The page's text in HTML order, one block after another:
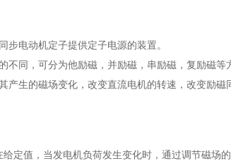
电动机定子提供定子电源的装置。
同，可分为他励磁，并励磁，串励磁，复励磁等
产生的磁场变化，改变直流电机的转速，改变励磁
值，当发电机负荷发生变化时，通过调节磁场的